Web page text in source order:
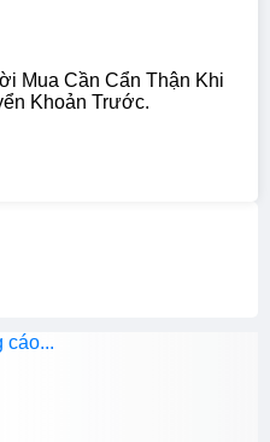
Mua Cần Cẩn Thận Khi
Khoản Trước.